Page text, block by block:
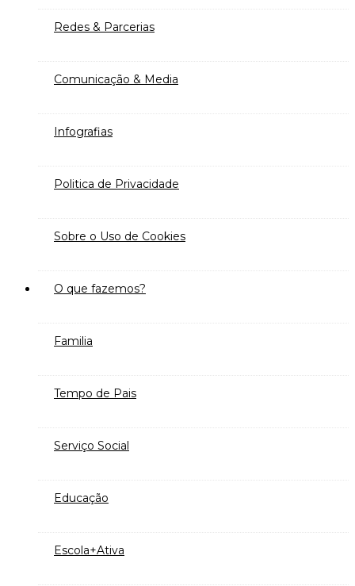
Redes & Parcerias
Comunicação & Media
Infografias
Politica de Privacidade
Sobre o Uso de Cookies
O que fazemos?
Familia
Tempo de Pais
Serviço Social
Educação
Escola+Ativa